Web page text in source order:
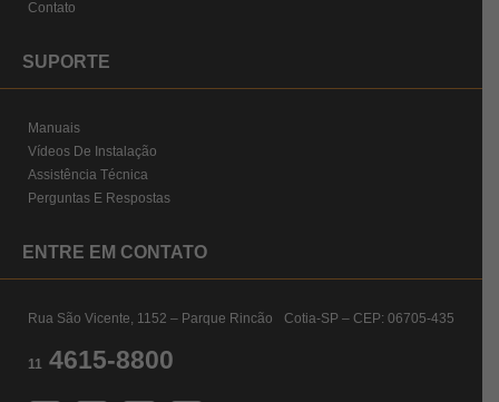
Contato
SUPORTE
Manuais
Vídeos De Instalação
Assistência Técnica
Perguntas E Respostas
ENTRE EM CONTATO
Rua São Vicente, 1152 – Parque Rincão Cotia-SP – CEP: 06705-435
11 4615-8800